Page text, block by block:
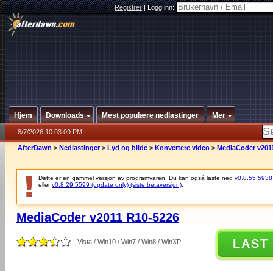
Registrer|Logg inn:
Hjem Downloads Mest populære nedlastinger Mer
8/7/2026 10:03:09 PM
AfterDawn > Nedlastinger > Lyd og bilde > Konvertere video > MediaCoder
Dette er en gammel versjon av programvaren. Du kan også laste ned v0.8.55.5938
ellerv0.8.29.5599 (update only) (siste betaversjon)
MediaCoder v2011 R10-5226
Vista / Win10 / Win7 / Win8 / WinXP LAST